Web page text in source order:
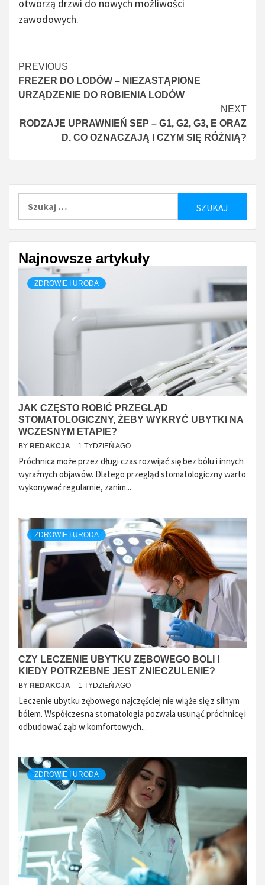
otworzą drzwi do nowych możliwości
zawodowych.
Continue
Reading
PREVIOUS
FREZER DO LODÓW – NIEZASTĄPIONE
URZĄDZENIE DO ROBIENIA LODÓW
NEXT
RODZAJE UPRAWNIEŃ SEP – G1, G2, G3, E ORAZ
D. CO OZNACZAJĄ I CZYM SIĘ RÓŻNIĄ?
Najnowsze artykuły
ZDROWIE I URODA
JAK CZĘSTO ROBIĆ PRZEGLĄD
STOMATOLOGICZNY, ŻEBY WYKRYĆ UBYTKI NA
WCZESNYM ETAPIE?
BY REDAKCJA 1 TYDZIEŃ AGO
Próchnica może przez długi czas rozwijać się bez bólu i innych
wyraźnych objawów. Dlatego przegląd stomatologiczny warto
wykonywać regularnie, zanim...
ZDROWIE I URODA
CZY LECZENIE UBYTKU ZĘBOWEGO BOLI I
KIEDY POTRZEBNE JEST ZNIECZULENIE?
BY REDAKCJA 1 TYDZIEŃ AGO
Leczenie ubytku zębowego najczęściej nie wiąże się z silnym
bólem. Współczesna stomatologia pozwala usunąć próchnicę i
odbudować ząb w komfortowych...
ZDROWIE I URODA